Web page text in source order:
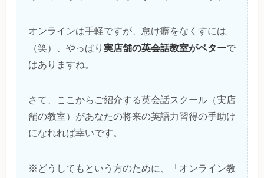
オンラインは手軽ですが、怠け癖をなくすには
（笑）、やっぱり 実店舗の英会話教室がベターで
はありますね。
さて、ここからご紹介する英会話スクール（実店
舗の教室）があなたの将来の英語力習得の手助け
になれれば幸いです。
※どうしてもという方のために、「オンライン教